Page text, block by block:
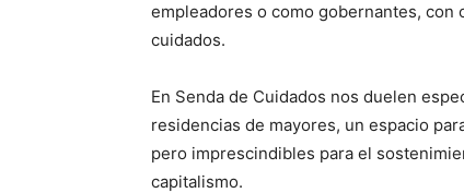
empleadores o como gobernantes, con
cuidados.
En Senda de Cuidados nos duelen
residencias de mayores, un espacio
pero imprescindibles para el
capitalismo.